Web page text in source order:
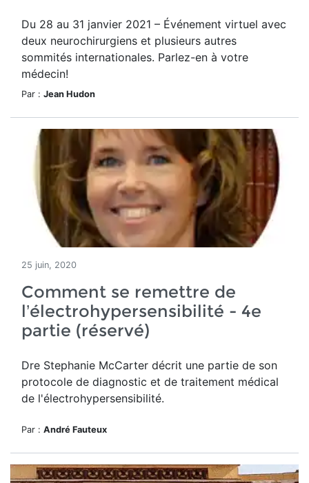
Du 28 au 31 janvier 2021 – Événement virtuel avec
deux neurochirurgiens et plusieurs autres
sommités internationales. Parlez-en à votre
médecin!
Par : Jean Hudon
25 juin, 2020
Comment se remettre de
l’électrohypersensibilité - 4e
partie (réservé)
Dre Stephanie McCarter décrit une partie de son
protocole de diagnostic et de traitement médical
de l'électrohypersensibilité.
Par : André Fauteux